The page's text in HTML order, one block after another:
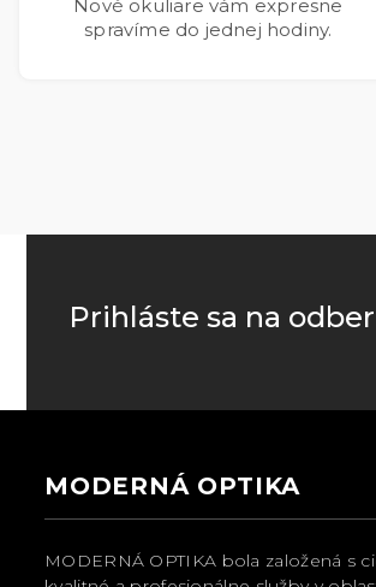
Nové okuliare vám expresne
spravíme do jednej hodiny.
Prihláste sa na
MODERNÁ OPTIKA
MODERNÁ OPTIKA bola založená s